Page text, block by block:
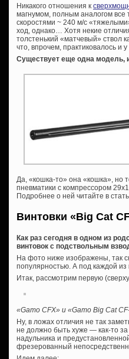
Никакого отношения к
магнумом, полным аналогом все
скоростями ~ 240 м/с
ход, однако… Хотя некие
толстенький «матчевый» ствол
что, впрочем, практиковалось и
Существует еще одна модель,
Да, «кошка-то» она «кошка», но
пневматики с компрессором
Подробнее о ней читайте в
Винтовки «Big Cat
Как раз сегодня в одном из
винтовок с подствольным
На фото ниже изображены, так
популярностью. А под каждой
Итак, рассмотрим первую
«Gamo CFX» и «Gamo Big Cat
Ну, в ложах отличия не так
не должно быть хуже — как-то
надульника и
фрезерованный